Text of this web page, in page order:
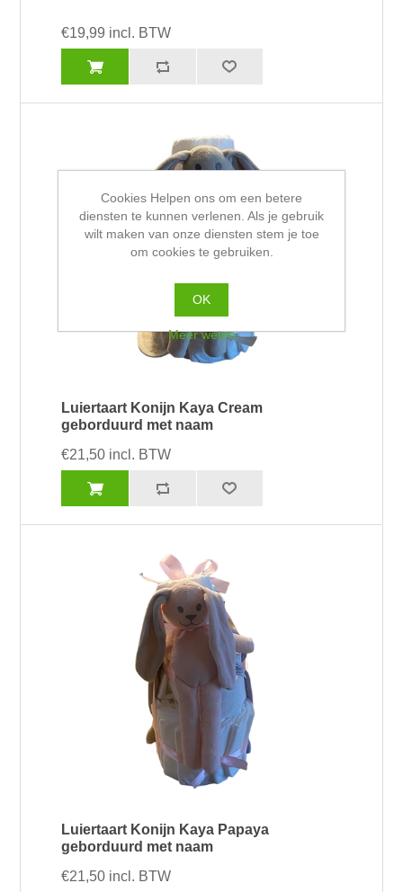
€19,99 incl. BTW
Luiertaart Konijn Kaya Cream
geborduurd met naam
€21,50 incl. BTW
Luiertaart Konijn Kaya Papaya
geborduurd met naam
€21,50 incl. BTW
Cookies Helpen ons om een betere
diensten te kunnen verlenen. Als je gebruik
wilt maken van onze diensten stem je toe
om cookies te gebruiken.
OK
Meer weten